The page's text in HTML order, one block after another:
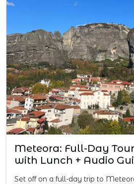
Meteora: Full-Day
with Lunch + Audio
Set off on a full-day trip to